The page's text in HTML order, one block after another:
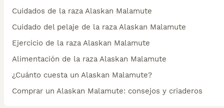
Cuidados de la raza Alaskan Malamute
Cuidado del pelaje de la raza Alaskan Malamute
Ejercicio de la raza Alaskan Malamute
Alimentación de la raza Alaskan Malamute
¿Cuánto cuesta un Alaskan Malamute?
Comprar un Alaskan Malamute: consejos y criaderos